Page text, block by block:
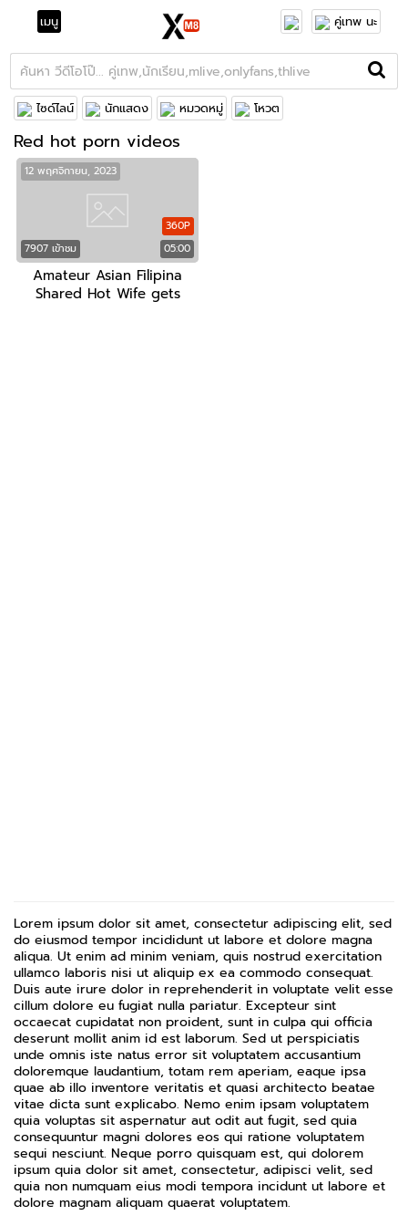
เมนู คู่เทพ นะ
ไซด์ไลน์ นักแสดง หมวดหมู่ โหวต
Red hot porn videos
7907 เข้าชม 05:00
360P
12 พฤศจิกายน, 2023
Amateur Asian Filipina
Shared Hot Wife gets
Lorem ipsum dolor sit amet, consectetur adipiscing elit, sed
do eiusmod tempor incididunt ut labore et dolore magna
aliqua. Ut enim ad minim veniam, quis nostrud exercitation
ullamco laboris nisi ut aliquip ex ea commodo consequat.
Duis aute irure dolor in reprehenderit in voluptate velit esse
cillum dolore eu fugiat nulla pariatur. Excepteur sint
occaecat cupidatat non proident, sunt in culpa qui officia
deserunt mollit anim id est laborum. Sed ut perspiciatis
unde omnis iste natus error sit voluptatem accusantium
doloremque laudantium, totam rem aperiam, eaque ipsa
quae ab illo inventore veritatis et quasi architecto beatae
vitae dicta sunt explicabo. Nemo enim ipsam voluptatem
quia voluptas sit aspernatur aut odit aut fugit, sed quia
consequuntur magni dolores eos qui ratione voluptatem
sequi nesciunt. Neque porro quisquam est, qui dolorem
ipsum quia dolor sit amet, consectetur, adipisci velit, sed
quia non numquam eius modi tempora incidunt ut labore et
dolore magnam aliquam quaerat voluptatem.